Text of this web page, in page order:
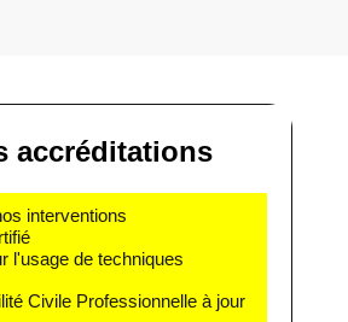
accréditations
interventions
l'usage de techniques
Civile Professionnelle à jour